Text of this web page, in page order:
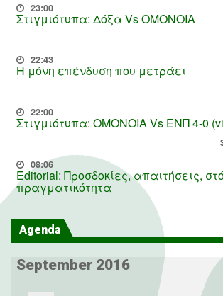
23:00
Στιγμιότυπα: Δόξα Vs OMONOIA
22:43
Η μόνη επένδυση που μετράει
22:00
Στιγμιότυπα: ΟΜΟΝΟΙΑ Vs ΕΝΠ 4-0
08:06
Editorial: Προσδοκίες, απαιτήσεις,
πραγματικότητα
Agenda
September 2016